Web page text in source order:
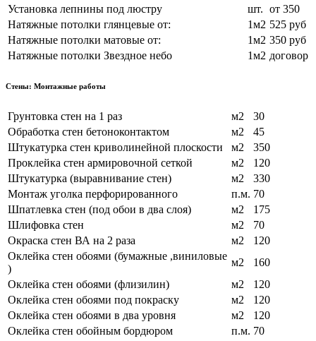
Установка лепнины под люстру
шт. от 350
Натяжные потолки глянцевые от:
1м2 525 руб
Натяжные потолки матовые от:
1м2 350 руб
Натяжные потолки Звездное небо
1м2 договор
Стены: Монтажные работы
Грунтовка стен на 1 раз м2
30
Обработка стен бетоноконтактом
м2
45
Штукатурка стен криволинейной плоскости
м2
350
Проклейка стен армировочной сеткой
м2
120
Штукатурка (выравнивание стен)
м2
330
Монтаж уголка перфорированного
п.м. 70
Шпатлевка стен (под обои в два слоя)
м2
175
Шлифовка стен
м2
70
Окраска стен ВА на 2 раза
м2
120
Оклейка стен обоями (бумажные ,виниловые
)
м2
160
Оклейка стен обоями (флизилин)
м2
120
Оклейка стен обоями под покраску
м2
120
Оклейка стен обоями в два уровня
м2
120
Оклейка стен обойным бордюром
п.м. 70